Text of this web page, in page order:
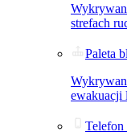
strefach
Paleta
ewakuacji